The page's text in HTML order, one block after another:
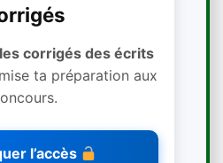
corrigés des écrits
ta préparation aux
l’accès